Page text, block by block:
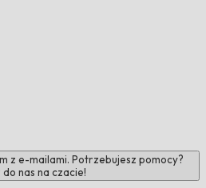
z e-mailami. Potrzebujesz pomocy?
do nas na czacie!